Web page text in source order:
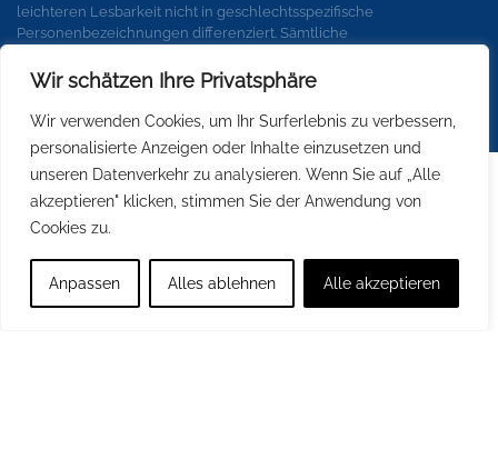
Wir schätzen Ihre Privatsphäre
Wir verwenden Cookies, um Ihr Surferlebnis zu verbessern,
personalisierte Anzeigen oder Inhalte einzusetzen und
unseren Datenverkehr zu analysieren. Wenn Sie auf „Alle
akzeptieren" klicken, stimmen Sie der Anwendung von
Cookies zu.
Anpassen Alles ablehnen Alle akzeptieren
leichteren Lesbarkeit nicht in geschlechtsspezifische
Personenbezeichnungen differenziert. Sämtliche
Geschlechter.